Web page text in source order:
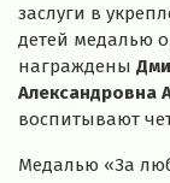
заслуги в
детей медалью
награждены
Александровна
воспитывают
Медалью «За